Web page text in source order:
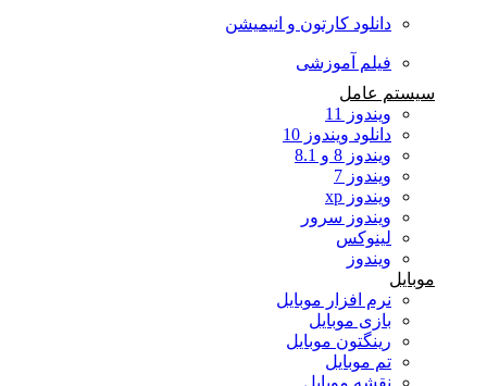
دانلود کارتون و انیمیشن
فیلم آموزشی
سیستم عامل
ویندوز 11
دانلود ویندوز 10
ویندوز 8 و 8.1
ویندوز 7
ویندوز xp
ویندوز سرور
لینوکس
ویندوز
موبایل
نرم افزار موبایل
بازی موبایل
رینگتون موبایل
تم موبایل
نقشه موبایل